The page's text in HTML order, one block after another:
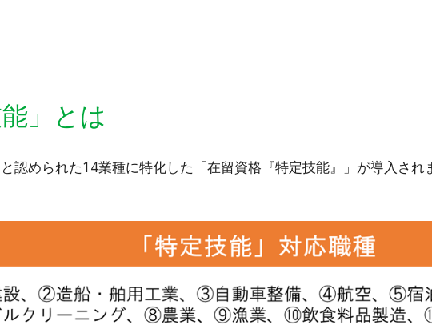
」とは
認められた14業種に特化した「在留資格『特定技能』」が導入され